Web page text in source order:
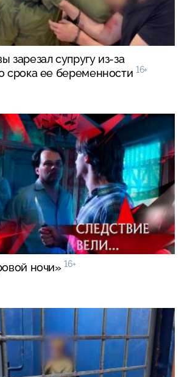
зарезал супругу из-за
срока ее беременности 16+
ночи» 16+